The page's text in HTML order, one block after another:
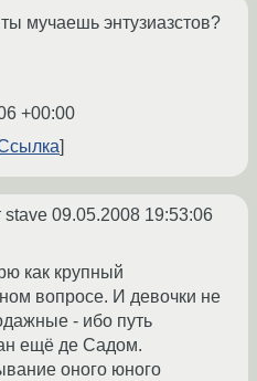
мучаешь энтузиазстов?
+00:00
stave 09.05.2008 19:53:06
как крупный
вопросе. И девочки не
- ибо путь
ещё де Садом.
оного юного